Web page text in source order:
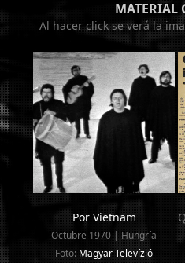
MATERIAL
Al hacer click se verá la
Por Vietnam
Octubre 1970 | Hungría
Foto: Magyar Televízió